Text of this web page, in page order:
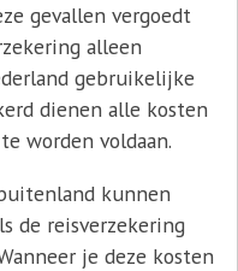
gevallen vergoedt
alleen
gebruikelijke
dienen alle kosten
worden voldaan.
kunnen
de reisverzekering
je deze kosten